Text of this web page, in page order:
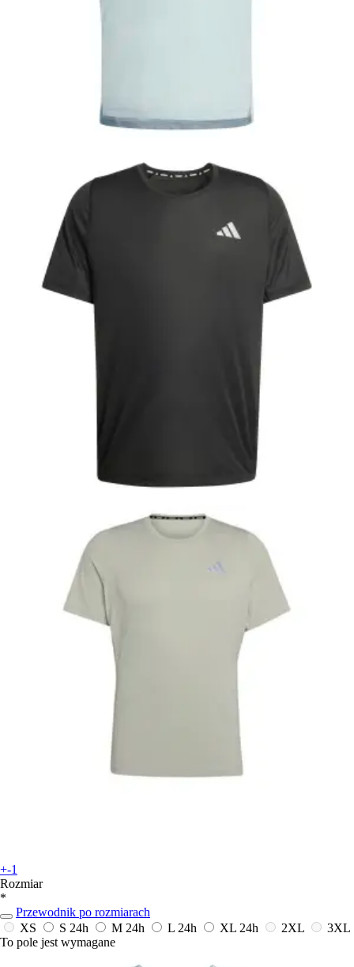
+-1
Rozmiar
*
Przewodnik po rozmiarach
XS
S 24h M 24h L 24h XL 24h 2XL
3XL
To pole jest wymagane